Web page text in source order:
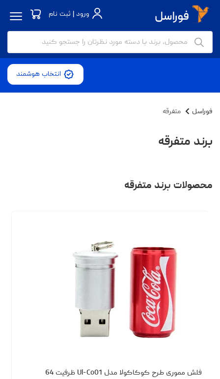
ورود | ثبت نام
انتخاب هوشمند
فوراسل متفرقه
برند متفرقه
محصولات برند متفرقه
فلش مموری طرح کوکاکولا مدل Ul-Co01 ظرفیت 64